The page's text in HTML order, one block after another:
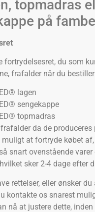
topmadras
på
fortrydelsesret, du som
frafalder når du
lagen
sengekappe
topmadras
frafalder da de
at fortryde købet af,
snart ovenstående varer
sker 2-4 dage efter
rettelser, eller ønsker
kontakte os snarest
nå at justere dette,